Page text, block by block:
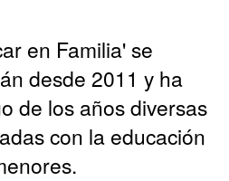
en Familia' se
desde 2011 y ha
de los años diversas
con la educación